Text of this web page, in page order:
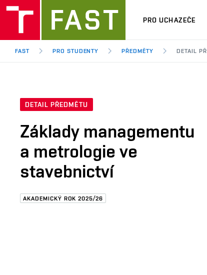
PRO UCHAZEČE
FAST PRO STUDENTY PŘEDMĚTY DETAIL
DETAIL PŘEDMĚTU
Základy managementu
a metrologie ve
stavebnictví
AKADEMICKÝ ROK 2025/26